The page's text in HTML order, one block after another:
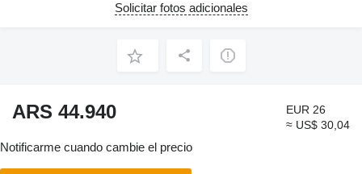
Solicitar fotos adicionales
ARS 44.940
EUR 26
≈ US$ 30,04
Notificarme cuando cambie el precio